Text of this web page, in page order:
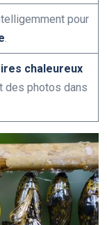
pour
chaleureux
des photos dans